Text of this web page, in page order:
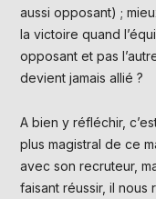
aussi opposant) ;
la victoire quand
opposant et pas
devient jamais allié ?
A bien y réfléchir,
plus magistral de ce
avec son recruteur,
faisant réussir, il nous